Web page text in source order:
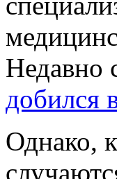
Недавно
добился
Однако,